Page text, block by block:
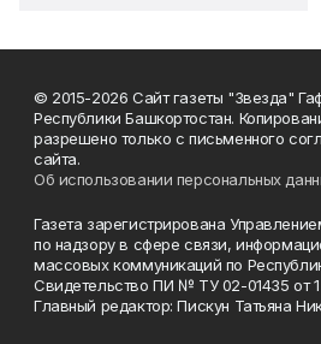
© 2015-2026 Сайт газеты "Звезда"
Республики Башкортостан.
разрешено только с письменного
сайта.
Об использовании персональных
Газета зарегистрирована
по надзору в сфере связи,
массовых коммуникаций по
Свидетельство ПИ № ТУ 02-01435 от 1
Главный редактор: Пискун Татьяна